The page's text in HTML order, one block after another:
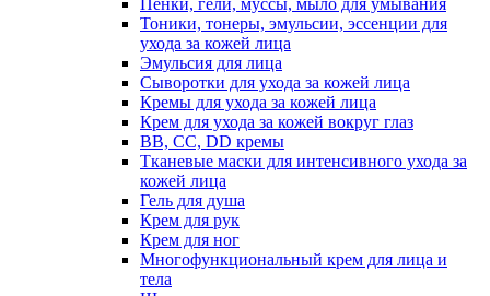
Пенки, гели, муссы, мыло для умывания
Тоники, тонеры, эмульсии, эссенции для
ухода за кожей лица
Эмульсия для лица
Сыворотки для ухода за кожей лица
Кремы для ухода за кожей лица
Крем для ухода за кожей вокруг глаз
BB, CC, DD кремы
Тканевые маски для интенсивного ухода за
кожей лица
Гель для душа
Крем для рук
Крем для ног
Многофункциональный крем для лица и
тела